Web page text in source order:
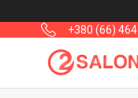
+380 (66)